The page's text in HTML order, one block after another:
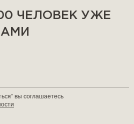
ЧЕЛОВЕК УЖЕ
вы соглашаетесь